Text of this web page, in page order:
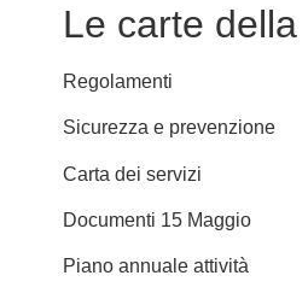
Le carte
Regolamenti
Sicurezza e prevenzione
Carta dei servizi
Documenti 15 Maggio
Piano annuale attività